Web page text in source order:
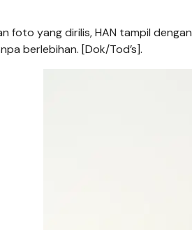
foto yang dirilis, HAN tampil
berlebihan. [Dok/Tod’s].